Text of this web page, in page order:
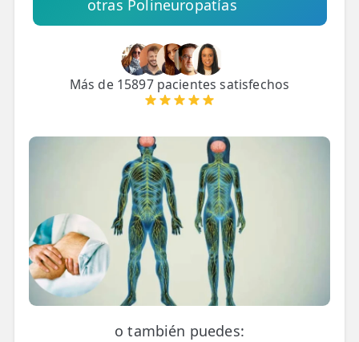
Rotura Fibrilar
Dolor de Cabeza
Trocanteritis
Ciática
Bursitis de Hombro
Síndrome Piramidal
Tendinitis de Aquiles
otras Polineuropatías
Más de 15897 pacientes satisfechos
o también puedes: